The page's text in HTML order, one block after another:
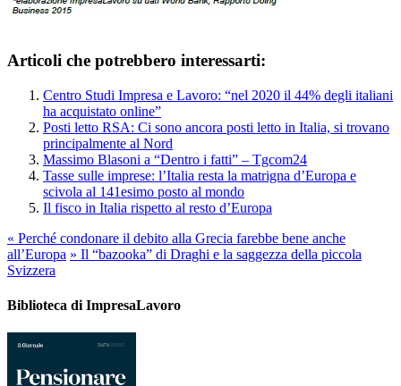
Articoli che potrebbero interessarti:
Centro Studi Impresa e Lavoro: “nel 2020 il 44% degli italiani
ha acquistato online”
Posti letto RSA: Ci sono ancora posti letto in Italia, si trovano
principalmente al Nord
Massimo Blasoni a “Dentro i fatti” – Tgcom24
Tasse sulle imprese: l’Italia resta la matrigna d’Europa e
scivola al 141esimo posto al mondo
Il fisco in Italia rispetto al resto d’Europa
« Perché condonare il debito alla Grecia farebbe bene anche
all’Europa » Il “bazooka” di Draghi e la saggezza della piccola
Svizzera
Biblioteca di ImpresaLavoro